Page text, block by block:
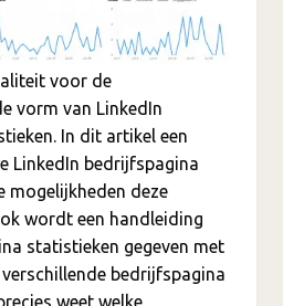
voor de
vorm van LinkedIn
In dit artikel een
LinkedIn bedrijfspagina
mogelijkheden deze
wordt een handleiding
statistieken gegeven met
bedrijfspagina
weet welke